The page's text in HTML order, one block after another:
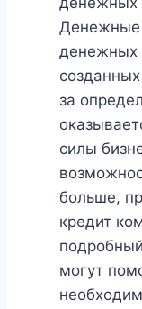
Денежные
денежных
за
силы
больше,
кредит
могут